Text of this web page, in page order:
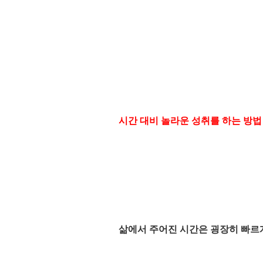
시간 대비 놀라운 성취를 하는 방법
삶에서 주어진 시간은 굉장히 빠르